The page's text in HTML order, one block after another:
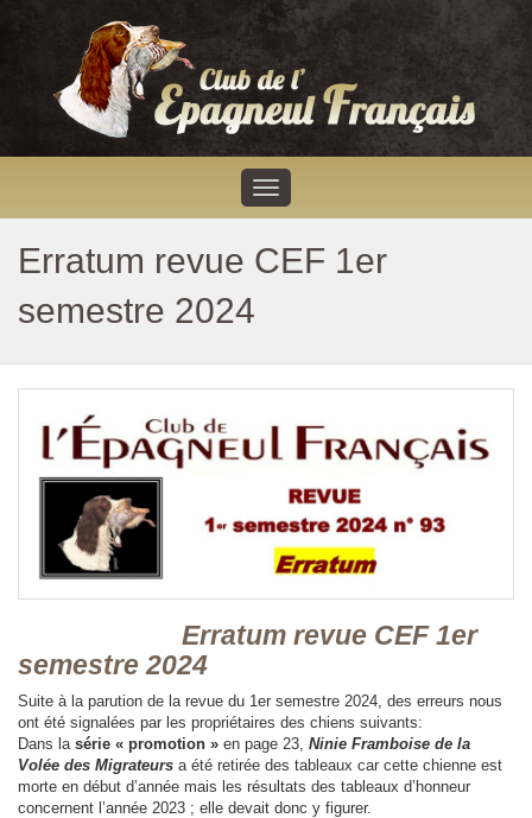
Erratum revue CEF 1er
semestre 2024
Erratum revue CEF 1er
semestre 2024
Suite à la parution de la revue du 1er semestre 2024, des erreurs nous
ont été signalées par les propriétaires des chiens suivants:
Dans la série « promotion » en page 23, Ninie Framboise de la
Volée des Migrateurs a été retirée des tableaux car cette chienne est
morte en début d’année mais les résultats des tableaux d’honneur
concernent l’année 2023 ; elle devait donc y figurer.